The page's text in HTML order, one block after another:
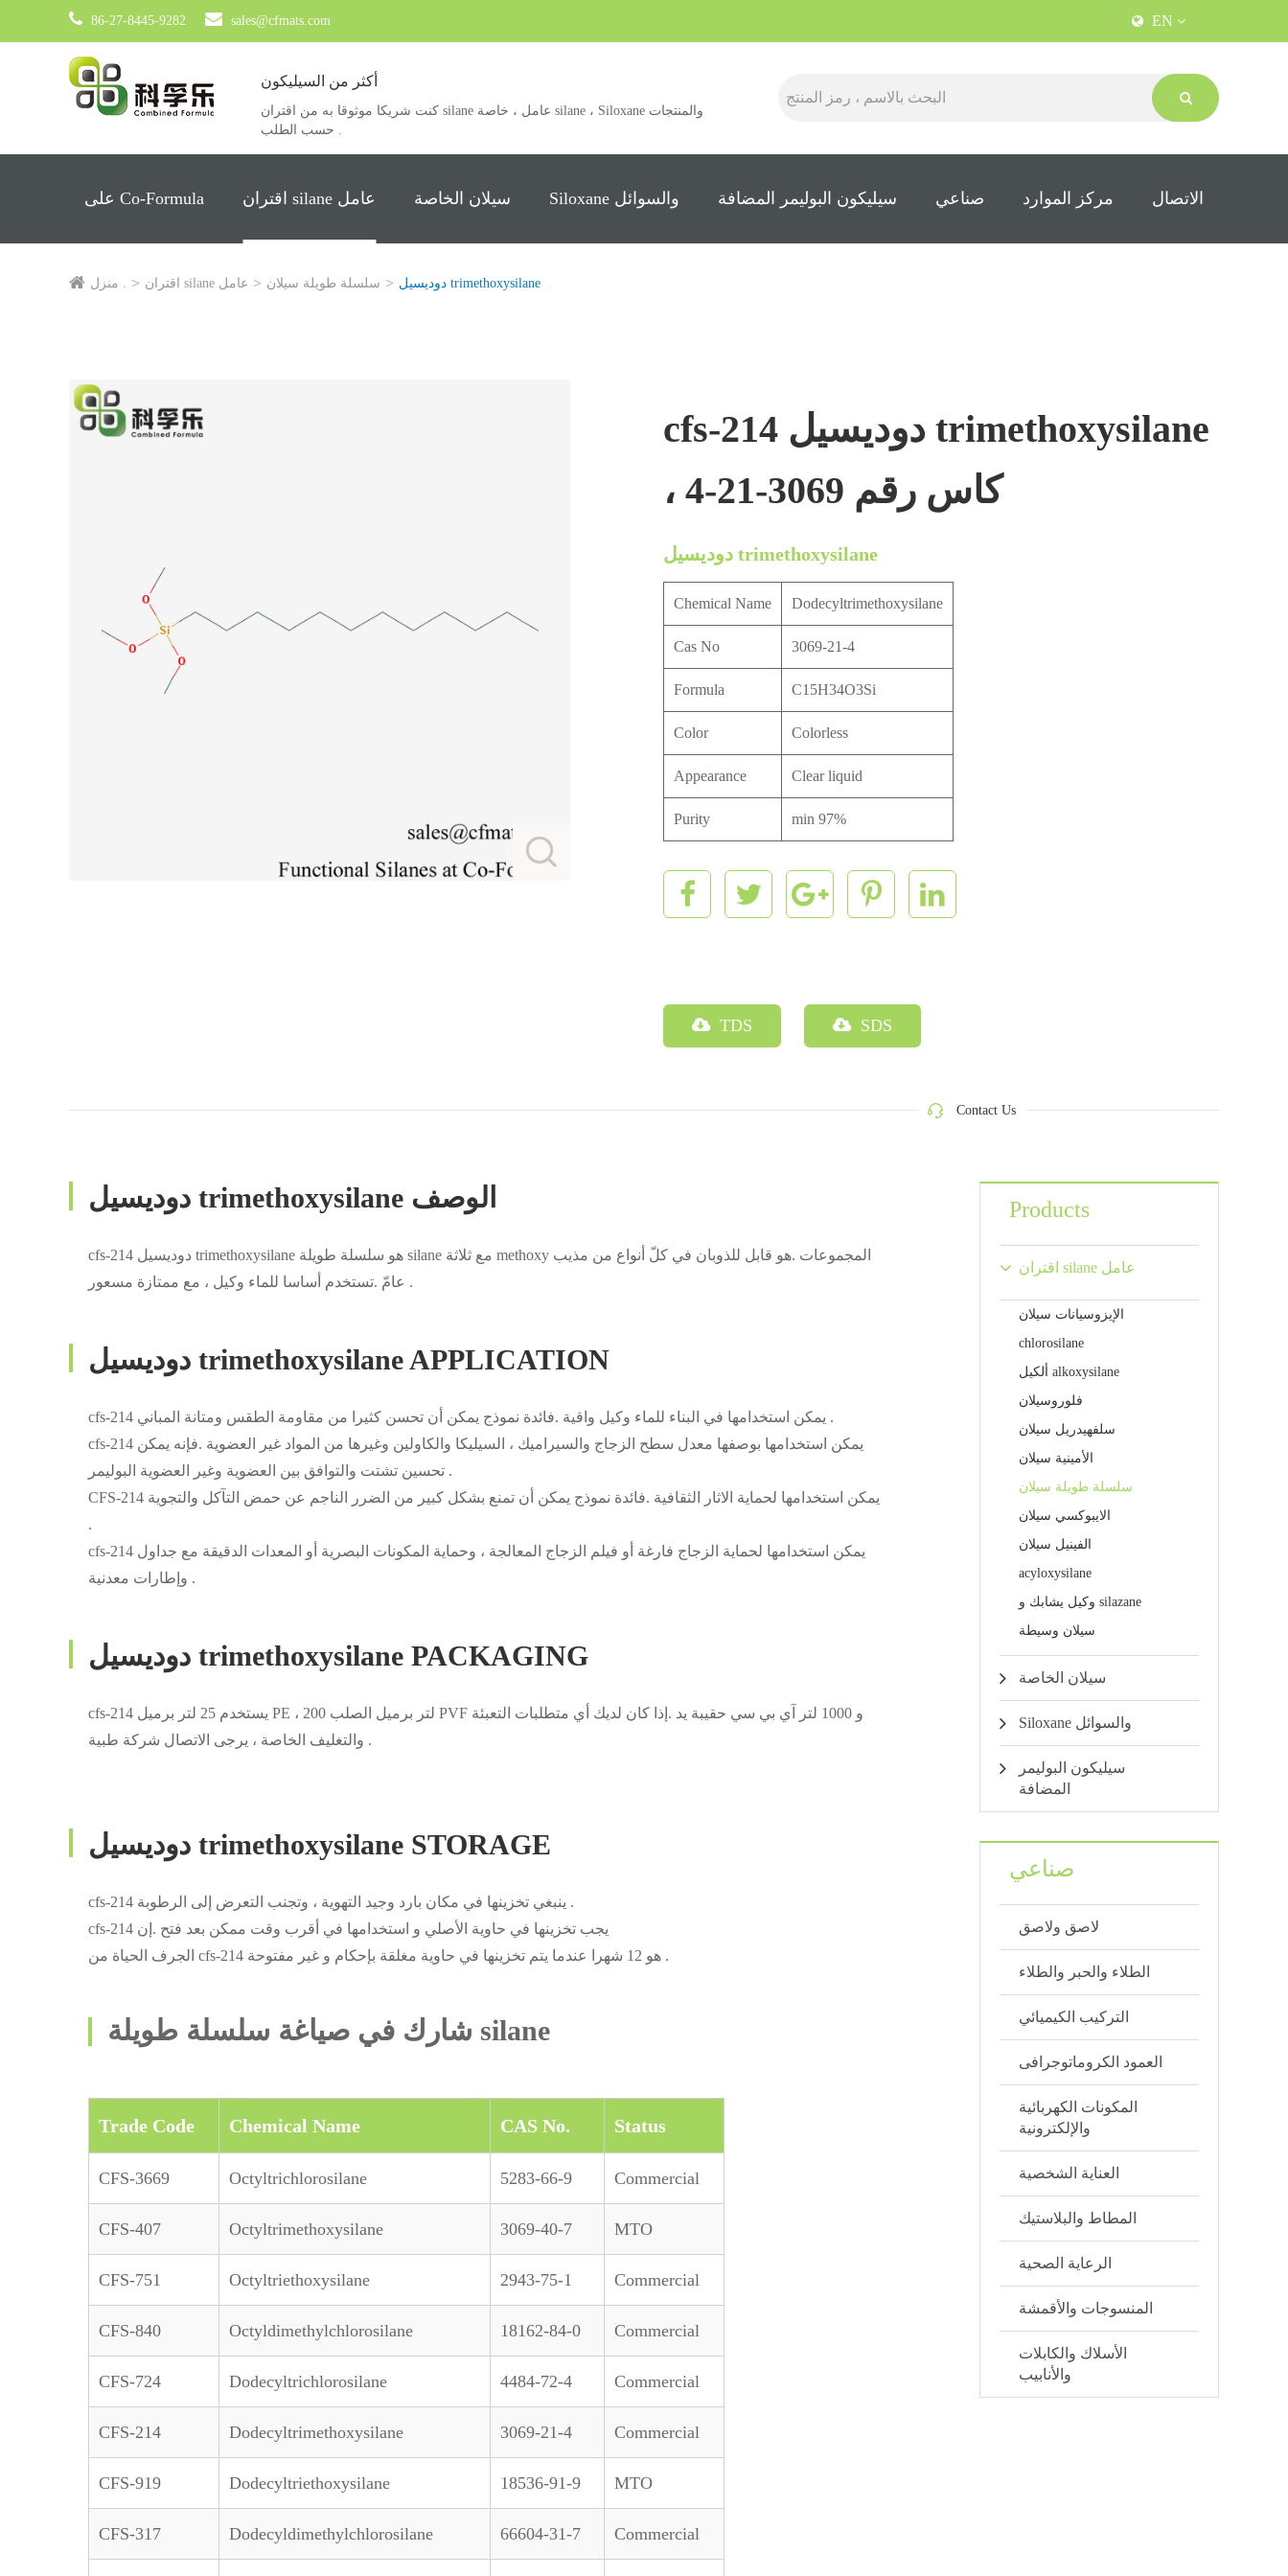
86-27-8445-9282 sales@cfmats.com EN
أكثر من السيليكون
كنت شريكا موثوقا به من اقتران silane عامل ، خاصة silane ، Siloxane والمنتجات
حسب الطلب .
على Co-Formula اقتران silane عامل سيلان الخاصة Siloxane والسوائل سيليكون البوليمر المضافة صناعي مركز الموارد الاتصال
منزل . اقتران silane عامل سلسلة طويلة سيلان دوديسيل trimethoxysilane
cfs-214 دوديسيل trimethoxysilane
، كاس رقم 3069-21-4
دوديسيل trimethoxysilane
Chemical Name Dodecyltrimethoxysilane
Cas No 3069-21-4
Formula C15H34O3Si
Color Colorless
Appearance Clear liquid
Purity min 97%
TDS SDS
Contact Us
دوديسيل trimethoxysilane الوصف
cfs-214 دوديسيل trimethoxysilane هو سلسلة طويلة silane مع ثلاثة methoxy المجموعات .هو قابل للذوبان في كلّ أنواع من مذيب
عامّ .تستخدم أساسا للماء وكيل ، مع ممتازة مسعور .
دوديسيل trimethoxysilane APPLICATION
cfs-214 يمكن استخدامها في البناء للماء وكيل واقية .فائدة نموذج يمكن أن تحسن كثيرا من مقاومة الطقس ومتانة المباني .
cfs-214 يمكن استخدامها بوصفها معدل سطح الزجاج والسيراميك ، السيليكا والكاولين وغيرها من المواد غير العضوية .فإنه يمكن
تحسين تشتت والتوافق بين العضوية وغير العضوية البوليمر .
CFS-214 يمكن استخدامها لحماية الاثار الثقافية .فائدة نموذج يمكن أن تمنع بشكل كبير من الضرر الناجم عن حمض التآكل والتجوية
.
cfs-214 يمكن استخدامها لحماية الزجاج فارغة أو فيلم الزجاج المعالجة ، وحماية المكونات البصرية أو المعدات الدقيقة مع جداول
وإطارات معدنية .
دوديسيل trimethoxysilane PACKAGING
cfs-214 يستخدم 25 لتر برميل PE ، 200 لتر برميل الصلب PVF و 1000 لتر آي بي سي حقيبة يد .إذا كان لديك أي متطلبات التعبئة
والتغليف الخاصة ، يرجى الاتصال شركة طبية .
دوديسيل trimethoxysilane STORAGE
cfs-214 ينبغي تخزينها في مكان بارد وجيد التهوية ، وتجنب التعرض إلى الرطوبة .
cfs-214 يجب تخزينها في حاوية الأصلي و استخدامها في أقرب وقت ممكن بعد فتح .إن
الجرف الحياة من cfs-214 هو 12 شهرا عندما يتم تخزينها في حاوية مغلقة بإحكام و غير مفتوحة .
شارك في صياغة سلسلة طويلة silane
Trade Code Chemical Name CAS No. Status
CFS-3669 Octyltrichlorosilane 5283-66-9 Commercial
CFS-407 Octyltrimethoxysilane 3069-40-7 MTO
CFS-751 Octyltriethoxysilane 2943-75-1 Commercial
CFS-840 Octyldimethylchlorosilane 18162-84-0 Commercial
CFS-724 Dodecyltrichlorosilane 4484-72-4 Commercial
CFS-214 Dodecyltrimethoxysilane 3069-21-4 Commercial
CFS-919 Dodecyltriethoxysilane 18536-91-9 MTO
CFS-317 Dodecyldimethylchlorosilane 66604-31-7 Commercial
Products
اقتران silane عامل
الإيزوسيانات سيلان
chlorosilane
ألكيل alkoxysilane
فلوروسيلان
سلفهيدريل سيلان
الأمينية سيلان
سلسلة طويلة سيلان
الايبوكسي سيلان
الفينيل سيلان
acyloxysilane
وكيل يشابك و silazane
سيلان وسيطة
سيلان الخاصة
Siloxane والسوائل
سيليكون البوليمر
المضافة
صناعي
لاصق ولاصق
الطلاء والحبر والطلاء
التركيب الكيميائي
العمود الكروماتوجرافى
المكونات الكهربائية
والإلكترونية
العناية الشخصية
المطاط والبلاستيك
الرعاية الصحية
المنسوجات والأقمشة
الأسلاك والكابلات
والأنابيب